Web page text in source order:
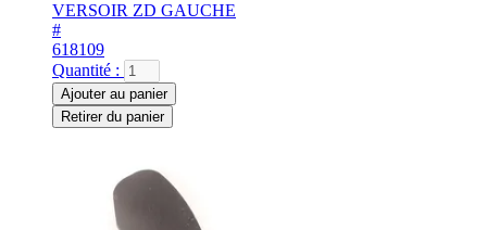
VERSOIR ZD GAUCHE
#
618109
Quantité :
Ajouter au panier
Retirer du panier